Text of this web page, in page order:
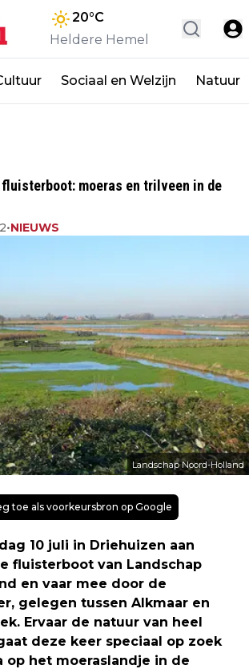
20°C
Heldere Hemel
Sociaal en Welzijn Natuur
fluisterboot: moeras en trilveen in de
•NIEUWS
Landschap Noord-Holland
toe als voorkeursbron op Google
10 juli in Driehuizen aan
fluisterboot van Landschap
en vaar mee door de
gelegen tussen Alkmaar en
Ervaar de natuur van heel
deze keer speciaal op zoek
op het moeraslandje in de